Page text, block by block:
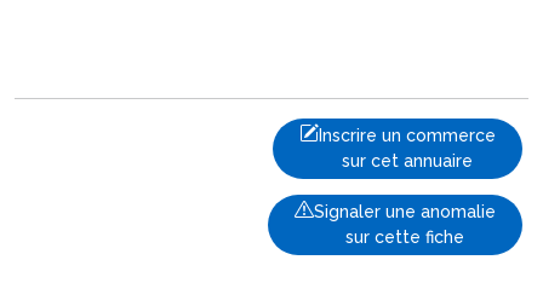
Inscrire un commerce
sur cet annuaire
Signaler une anomalie
sur cette fiche